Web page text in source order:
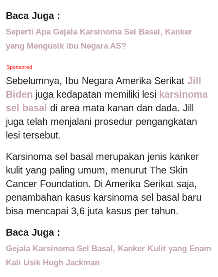
Baca Juga :
Seperti Apa Gejala Karsinoma Sel Basal, Kanker
yang Mengusik Ibu Negara AS?
Sponsored
Sebelumnya, Ibu Negara Amerika Serikat Jill
Biden juga kedapatan memiliki lesi karsinoma
sel basal di area mata kanan dan dada. Jill
juga telah menjalani prosedur pengangkatan
lesi tersebut.
Karsinoma sel basal merupakan jenis kanker
kulit yang paling umum, menurut The Skin
Cancer Foundation. Di Amerika Serikat saja,
penambahan kasus karsinoma sel basal baru
bisa mencapai 3,6 juta kasus per tahun.
Baca Juga :
Gejala Karsinoma Sel Basal, Kanker Kulit yang Enam
Kali Usik Hugh Jackman